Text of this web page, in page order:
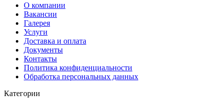
О компании
Вакансии
Галерея
Услуги
Доставка и оплата
Документы
Контакты
Политика конфиденциальности
Обработка персональных данных
Категории